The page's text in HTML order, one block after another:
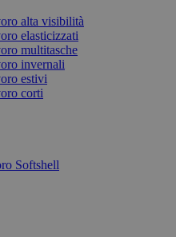
alta visibilità
elasticizzati
multitasche
invernali
estivi
corti
Softshell